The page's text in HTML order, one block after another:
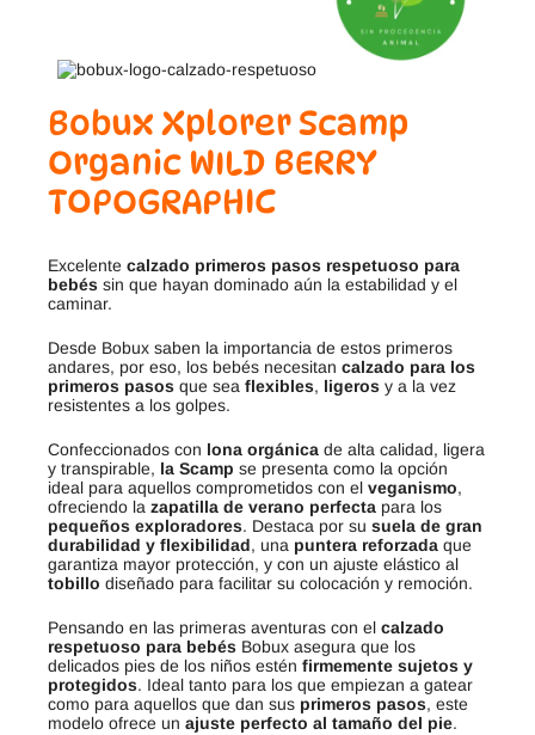
Bobux Xplorer Scamp
Organic WILD BERRY
TOPOGRAPHIC
Excelente calzado primeros pasos respetuoso para
bebés sin que hayan dominado aún la estabilidad y el
caminar.
Desde Bobux saben la importancia de estos primeros
andares, por eso, los bebés necesitan calzado para los
primeros pasos que sea flexibles, ligeros y a la vez
resistentes a los golpes.
Confeccionados con lona orgánica de alta calidad, ligera
y transpirable, la Scamp se presenta como la opción
ideal para aquellos comprometidos con el veganismo,
ofreciendo la zapatilla de verano perfecta para los
pequeños exploradores. Destaca por su suela de gran
durabilidad y flexibilidad, una puntera reforzada que
garantiza mayor protección, y con un ajuste elástico al
tobillo diseñado para facilitar su colocación y remoción.
Pensando en las primeras aventuras con el calzado
respetuoso para bebés Bobux asegura que los
delicados pies de los niños estén firmemente sujetos y
protegidos. Ideal tanto para los que empiezan a gatear
como para aquellos que dan sus primeros pasos, este
modelo ofrece un ajuste perfecto al tamaño del pie.